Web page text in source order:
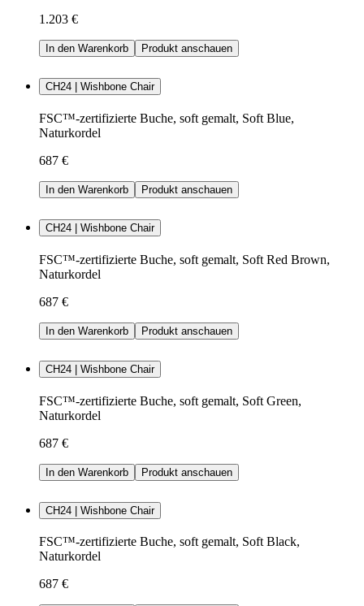
1.203 €
In den Warenkorb Produkt anschauen
CH24 | Wishbone Chair
FSC™-zertifizierte Buche, soft gemalt, Soft Blue,
Naturkordel
687 €
In den Warenkorb Produkt anschauen
CH24 | Wishbone Chair
FSC™-zertifizierte Buche, soft gemalt, Soft Red Brown,
Naturkordel
687 €
In den Warenkorb Produkt anschauen
CH24 | Wishbone Chair
FSC™-zertifizierte Buche, soft gemalt, Soft Green,
Naturkordel
687 €
In den Warenkorb Produkt anschauen
CH24 | Wishbone Chair
FSC™-zertifizierte Buche, soft gemalt, Soft Black,
Naturkordel
687 €